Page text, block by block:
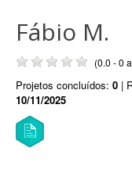
Fábio M.
(0.0 - 0
Projetos concluídos: 0 |
10/11/2025